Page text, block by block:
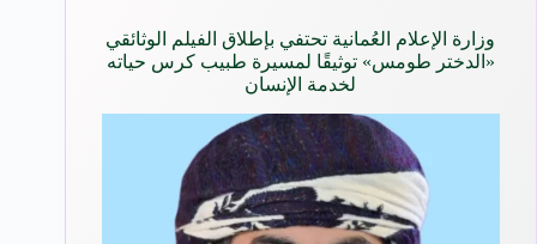
وزارة الإعلام العُمانية تحتفي بإطلاق الفيلم الوثائقي
«الدختر طومس» توثيقًا لمسيرة طبيب كرس حياته
لخدمة الإنسان